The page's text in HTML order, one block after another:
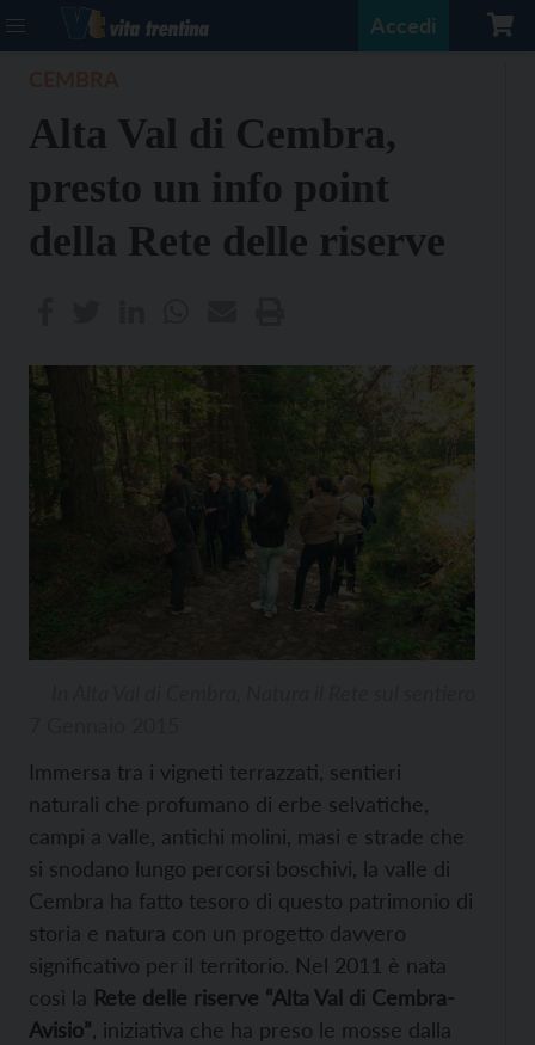
Accedi
Alta Val di Cembra,
presto un info point
della Rete delle riserve
Immersa tra i vigneti terrazzati, sentieri
naturali che profumano di erbe selvatiche,
campi a valle, antichi molini, masi e strade che
si snodano lungo percorsi boschivi, la valle di
Cembra ha fatto tesoro di questo patrimonio di
storia e natura con un progetto davvero
significativo per il territorio. Nel 2011 è nata
così la Rete delle riserve “Alta Val di Cembra-
Avisio”, iniziativa che ha preso le mosse dalla